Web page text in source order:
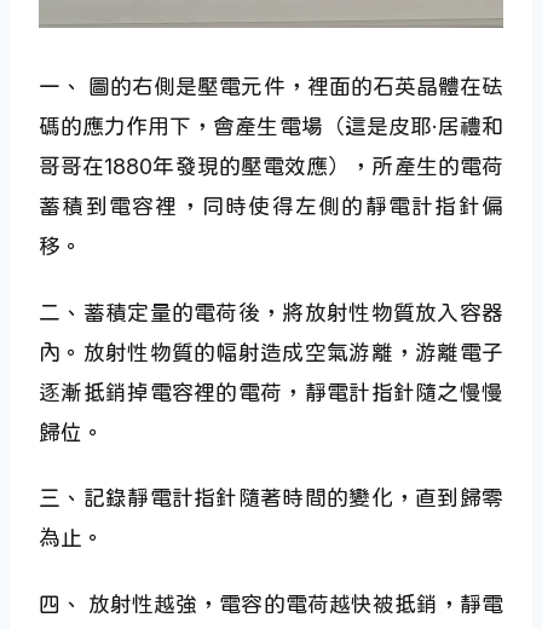
一、 圖的右側是壓電元件，裡面的石英晶體在砝
碼的應力作用下，會產生電場（這是皮耶·居禮和
哥哥在1880年發現的壓電效應），所產生的電荷
蓄積到電容裡，同時使得左側的靜電計指針偏
移。
二、蓄積定量的電荷後，將放射性物質放入容器
內。放射性物質的幅射造成空氣游離，游離電子
逐漸抵銷掉電容裡的電荷，靜電計指針隨之慢慢
歸位。
三、記錄靜電計指針隨著時間的變化，直到歸零
為止。
四、 放射性越強，電容的電荷越快被抵銷，靜電